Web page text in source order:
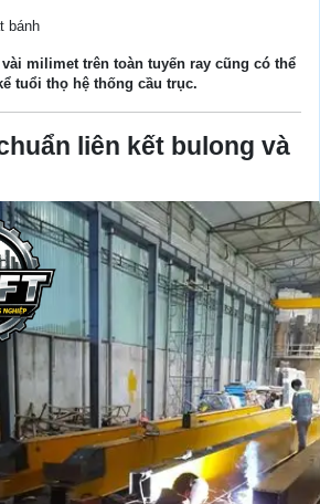
bánh
milimet trên toàn tuyến ray cũng có thể
tuổi thọ hệ thống cầu trục.
liên kết bulong và